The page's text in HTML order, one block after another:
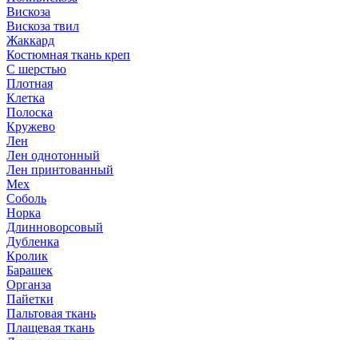
Вискоза
Вискоза твил
Жаккард
Костюмная ткань креп
С шерстью
Плотная
Клетка
Полоска
Кружево
Лен
Лен однотонный
Лен принтованный
Мех
Соболь
Норка
Длинноворсовый
Дубленка
Кролик
Барашек
Органза
Пайетки
Пальтовая ткань
Плащевая ткань